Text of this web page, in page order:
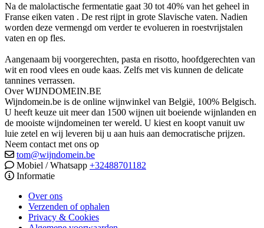
Na de malolactische fermentatie gaat 30 tot 40% van het geheel in
Franse eiken vaten . De rest rijpt in grote Slavische vaten. Nadien
worden deze vermengd om verder te evolueren in roestvrijstalen
vaten en op fles.
Aangenaam bij voorgerechten, pasta en risotto, hoofdgerechten van
wit en rood vlees en oude kaas. Zelfs met vis kunnen de delicate
tannines verrassen.
Over WIJNDOMEIN.BE
Wijndomein.be is de online wijnwinkel van België, 100% Belgisch.
U heeft keuze uit meer dan 1500 wijnen uit boeiende wijnlanden en
de mooiste wijndomeinen ter wereld. U kiest en koopt vanuit uw
luie zetel en wij leveren bij u aan huis aan democratische prijzen.
Neem contact met ons op
tom@wijndomein.be
Mobiel / Whatsapp +32488701182
Informatie
Over ons
Verzenden of ophalen
Privacy & Cookies